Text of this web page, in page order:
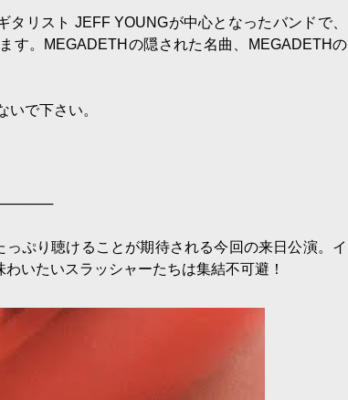
リスト JEFF YOUNGが中心となったバンドで、
す。MEGADETHの隠された名曲、MEGADETHの
で下さい。
ぷり聴けることが期待される今回の来日公演。イ
いたいスラッシャーたちは集結不可避！